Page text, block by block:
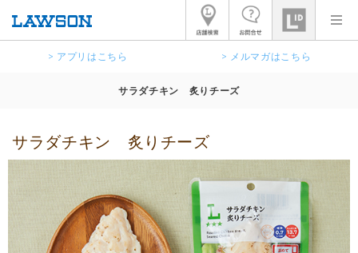
> アプリはこちら > メルマガはこちら
サラダチキン 炙りチーズ
サラダチキン 炙りチーズ